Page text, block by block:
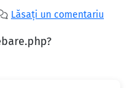
Lăsați un comentariu